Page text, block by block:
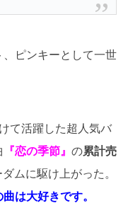
ピンキーとして一世
て活躍した超人気バ
『恋の季節』 の累計売
ムに駆け上がった。
は大好きです。